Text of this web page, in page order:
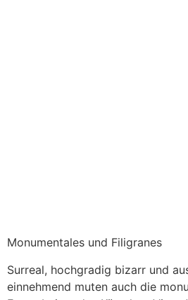
Monumentales und Filigranes
Surreal, hochgradig bizarr und
einnehmend muten auch die